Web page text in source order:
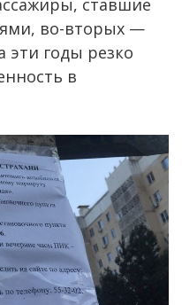
ставшие
во-вторых —
годы резко
в